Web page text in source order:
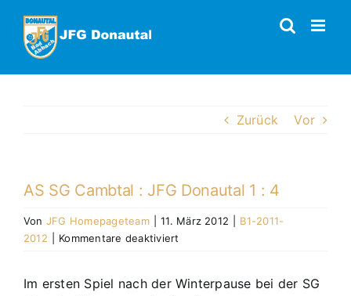
Inhalt
springen
Zurück Vor
AS SG Cambtal : JFG Donautal 1 : 4
Von JFG Homepageteam 11. März 2012
B1-2011-
2012
Kommentare deaktiviert
Cambtal
Im ersten Spiel nach der Winterpause bei der SG